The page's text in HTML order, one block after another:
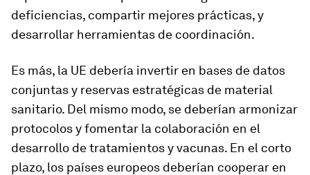
deficiencias, compartir mejores prácticas, y
desarrollar herramientas de coordinación.
Es más, la UE debería invertir en bases de datos
conjuntas y reservas estratégicas de material
sanitario. Del mismo modo, se deberían armonizar
protocolos y fomentar la colaboración en el
desarrollo de tratamientos y vacunas. En el corto
plazo, los países europeos deberían cooperar en